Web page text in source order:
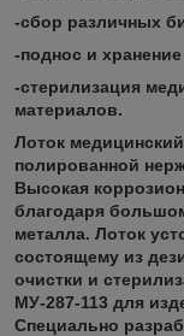
-сбор различных
-поднос и
-стерилизация
материалов.
Лоток
полированной
Высокая
благодаря
металла. Лоток
состоящему из
очистки и
МУ-287-113 для
Специально